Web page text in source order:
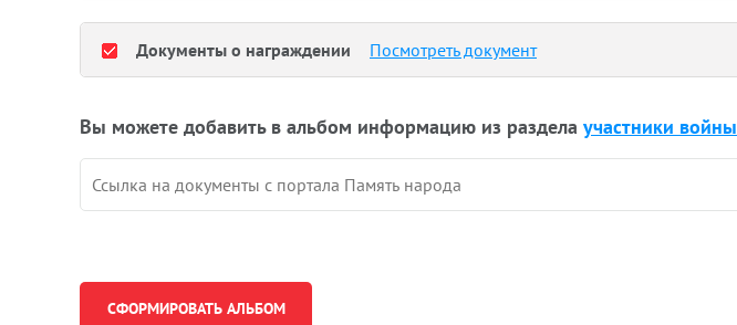
Документы о награждении Посмотреть документ
Вы можете добавить в альбом информацию из раздела участники войны